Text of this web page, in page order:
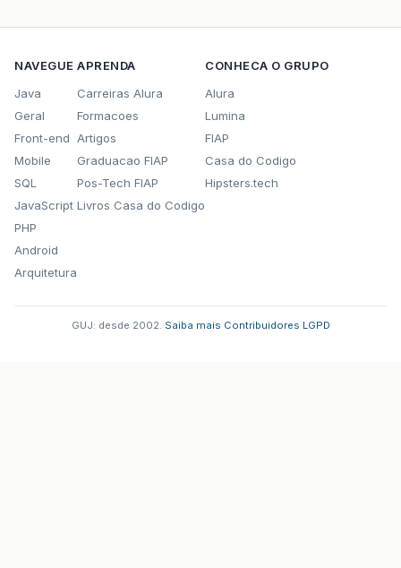
NAVEGUE
Java
Geral
Front-end
Mobile
SQL
JavaScript
PHP
Android
Arquitetura
APRENDA
Carreiras Alura
Formacoes
Artigos
Graduacao FIAP
Pos-Tech FIAP
Livros Casa do Codigo
CONHECA O GRUPO
Alura
Lumina
FIAP
Casa do Codigo
Hipsters.tech
GUJ: desde 2002. Saiba mais Contribuidores LGPD